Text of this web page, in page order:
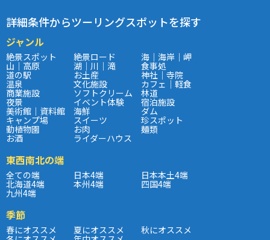
詳細条件からツーリングスポットを探す
ジャンル
絶景スポット 絶景ロード 海｜海岸｜岬
山｜高原 湖｜川｜滝 食事処
道の駅 お土産 神社｜寺院
温泉 文化施設 カフェ｜軽食
商業施設 ソフトクリーム 林道
夜景 イベント体験 宿泊施設
美術館｜資料館 海鮮 ダム
キャンプ場 スイーツ 珍スポット
動植物園 お肉 麺類
お酒 ライダーハウス
東西南北の端
全ての端 日本4端 日本本土4端
北海道4端 本州4端 四国4端
九州4端
季節
春にオススメ 夏にオススメ 秋にオススメ